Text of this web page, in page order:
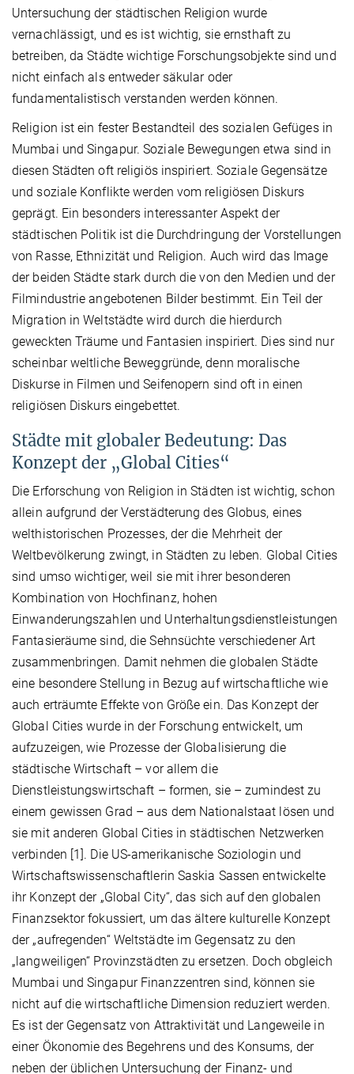
Untersuchung der städtischen Religion wurde
vernachlässigt, und es ist wichtig, sie ernsthaft zu
betreiben, da Städte wichtige Forschungsobjekte sind und
nicht einfach als entweder säkular oder
fundamentalistisch verstanden werden können.
Religion ist ein fester Bestandteil des sozialen Gefüges in
Mumbai und Singapur. Soziale Bewegungen etwa sind in
diesen Städten oft religiös inspiriert. Soziale Gegensätze
und soziale Konflikte werden vom religiösen Diskurs
geprägt. Ein besonders interessanter Aspekt der
städtischen Politik ist die Durchdringung der Vorstellungen
von Rasse, Ethnizität und Religion. Auch wird das Image
der beiden Städte stark durch die von den Medien und der
Filmindustrie angebotenen Bilder bestimmt. Ein Teil der
Migration in Weltstädte wird durch die hierdurch
geweckten Träume und Fantasien inspiriert. Dies sind nur
scheinbar weltliche Beweggründe, denn moralische
Diskurse in Filmen und Seifenopern sind oft in einen
religiösen Diskurs eingebettet.
Städte mit globaler Bedeutung: Das
Konzept der „Global Cities“
Die Erforschung von Religion in Städten ist wichtig, schon
allein aufgrund der Verstädterung des Globus, eines
welthistorischen Prozesses, der die Mehrheit der
Weltbevölkerung zwingt, in Städten zu leben. Global Cities
sind umso wichtiger, weil sie mit ihrer besonderen
Kombination von Hochfinanz, hohen
Einwanderungszahlen und Unterhaltungsdienstleistungen
Fantasieräume sind, die Sehnsüchte verschiedener Art
zusammenbringen. Damit nehmen die globalen Städte
eine besondere Stellung in Bezug auf wirtschaftliche wie
auch erträumte Effekte von Größe ein. Das Konzept der
Global Cities wurde in der Forschung entwickelt, um
aufzuzeigen, wie Prozesse der Globalisierung die
städtische Wirtschaft – vor allem die
Dienstleistungswirtschaft – formen, sie – zumindest zu
einem gewissen Grad – aus dem Nationalstaat lösen und
sie mit anderen Global Cities in städtischen Netzwerken
verbinden [1]. Die US-amerikanische Soziologin und
Wirtschaftswissenschaftlerin Saskia Sassen entwickelte
ihr Konzept der „Global City“, das sich auf den globalen
Finanzsektor fokussiert, um das ältere kulturelle Konzept
der „aufregenden“ Weltstädte im Gegensatz zu den
„langweiligen“ Provinzstädten zu ersetzen. Doch obgleich
Mumbai und Singapur Finanzzentren sind, können sie
nicht auf die wirtschaftliche Dimension reduziert werden.
Es ist der Gegensatz von Attraktivität und Langeweile in
einer Ökonomie des Begehrens und des Konsums, der
neben der üblichen Untersuchung der Finanz- und